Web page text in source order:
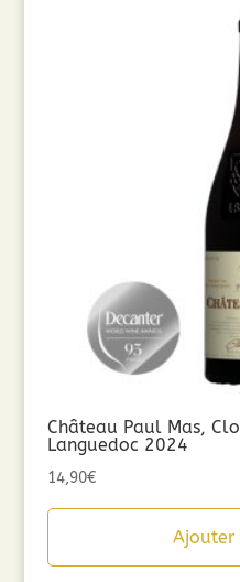
Château Paul Mas,
Languedoc 2024
14,90€
Ajouter